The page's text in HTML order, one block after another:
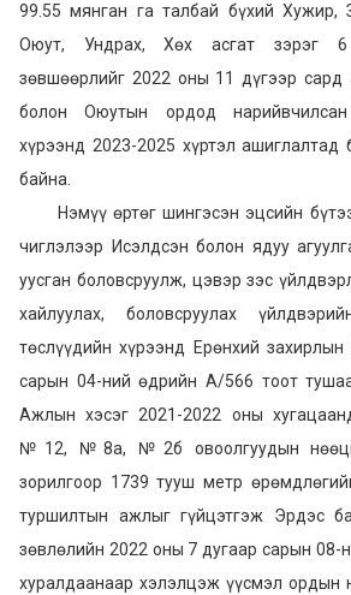
99.55 мянган га талбай бүхий Хужир,
Оюут, Ундрах, Хөх асгат зэрэг 6
зөвшөөрлийг 2022 оны 11 дүгээр сард
болон Оюутын ордод
хүрээнд 2023-2025 хүртэл ашиглалтад
байна.
Нэмүү өртөг шингэсэн эцсийн
чиглэлээр Исэлдсэн болон ядуу
уусган боловсруулж, цэвэр зэс
хайлуулах, боловсруулах
төслүүдийн хүрээнд Ерөнхий
сарын 04-ний өдрийн А/566 тоот
Ажлын хэсэг 2021-2022 оны
№12, №8а, №2б овоолгуудын
зорилгоор 1739 тууш метр
туршилтын ажлыг гүйцэтгэж Эрдэс
зөвлөлийн 2022 оны 7 дугаар сарын 08-
хуралдаанаар хэлэлцэж үүсмэл ордын